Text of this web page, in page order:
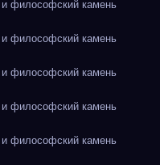
философский камень
философский камень
философский камень
философский камень
философский камень